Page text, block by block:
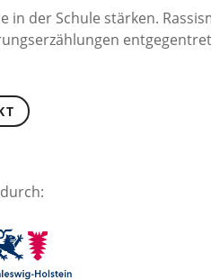
in der Schule stärken.